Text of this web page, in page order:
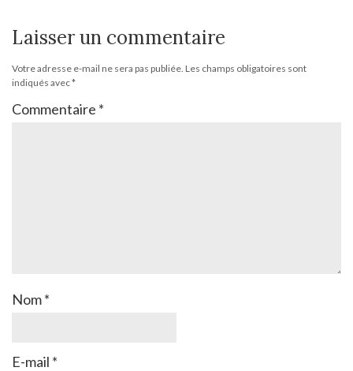
Laisser un commentaire
Votre adresse e-mail ne sera pas publiée. Les champs obligatoires sont
indiqués avec*
Commentaire *
Nom*
E-mail *